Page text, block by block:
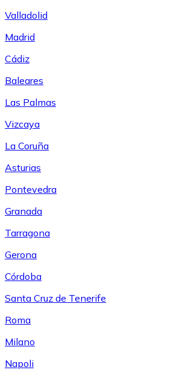
Valladolid
Madrid
Cádiz
Baleares
Las Palmas
Vizcaya
La Coruña
Asturias
Pontevedra
Granada
Tarragona
Gerona
Córdoba
Santa Cruz de Tenerife
Roma
Milano
Napoli